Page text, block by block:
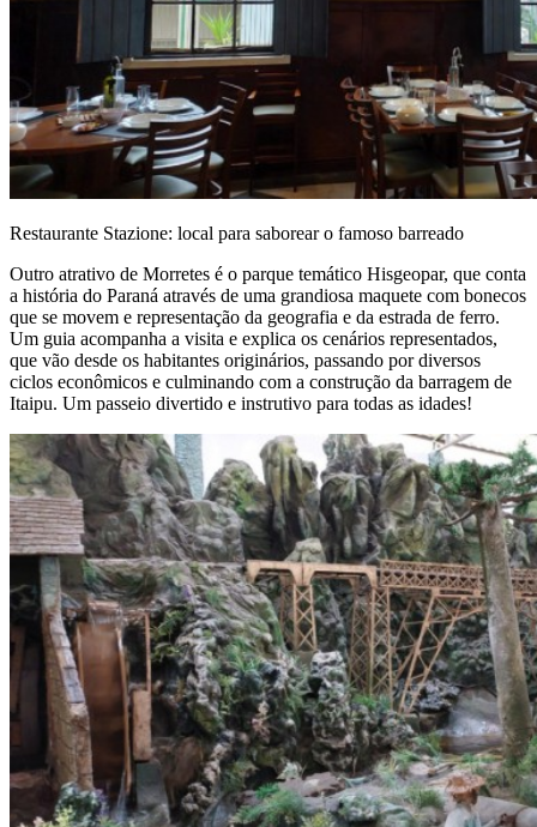
Restaurante Stazione: local para saborear o famoso barreado
Outro atrativo de Morretes é o parque temático Hisgeopar, que conta
a história do Paraná através de uma grandiosa maquete com bonecos
que se movem e representação da geografia e da estrada de ferro.
Um guia acompanha a visita e explica os cenários representados,
que vão desde os habitantes originários, passando por diversos
ciclos econômicos e culminando com a construção da barragem de
Itaipu. Um passeio divertido e instrutivo para todas as idades!